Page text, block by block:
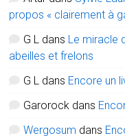
propos « clairement à
G L dans Le miracle
abeilles et frelons
G L dans Encore un
Garorock dans
Wergosum dans